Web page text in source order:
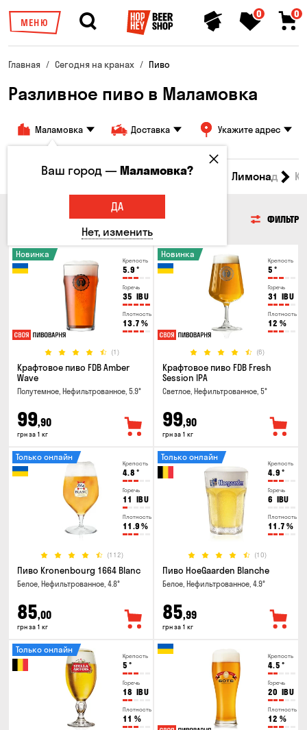
МЕНЮ
0 0
Главная Сегодня на кранах Пиво
Разливное пиво в Маламовка
Маламовка Доставка Укажите адрес
Все товары Пиво Сидр Вино Лимонад
ФИЛЬТР
Крепость
5.9 °
Горечь
35 IBU
Плотность
13.7 %
(1)
Новинка
Крафтовое пиво FDB Amber
Wave
Полутемное, Нефильтрованное, 5.9°
99,90
грн за 1 кг
Крепость
5 °
Горечь
31 IBU
Плотность
12 %
(6)
Новинка
Крафтовое пиво FDB Fresh
Session IPA
Светлое, Нефильтрованное, 5°
99,90
грн за 1 кг
Крепость
4.8 °
Горечь
11 IBU
Плотность
11.9 %
(112)
Только онлайн
Пиво Kronenbourg 1664 Blanc
Белое, Нефильтрованное, 4.8°
85,00
грн за 1 кг
Крепость
4.9 °
Горечь
6 IBU
Плотность
11.7 %
(10)
Только онлайн
Пиво HoeGaarden Blanche
Белое, Нефильтрованное, 4.9°
85,99
грн за 1 кг
Крепость
5 °
Горечь
18 IBU
Плотность
11 %
Только онлайн
Крепость
4.5 °
Горечь
20 IBU
Плотность
12 %
Ваш город —Маламовка?
ДА
Нет, изменить